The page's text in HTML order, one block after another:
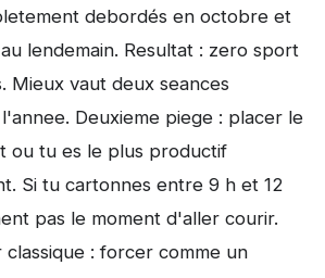
debordés en octobre et
lendemain. Resultat : zero sport
Mieux vaut deux seances
Deuxieme piege : placer le
ou tu es le plus productif
Si tu cartonnes entre 9 h et 12
pas le moment d'aller courir.
classique : forcer comme un